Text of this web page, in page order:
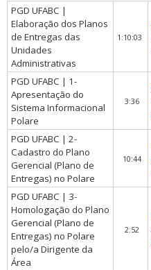
PGD UFABC |
Elaboração dos Planos
de Entregas das
Unidades
Administrativas
1:10:03
PGD UFABC | 1-
Apresentação do
Sistema Informacional
Polare
3:36
PGD UFABC | 2-
Cadastro do Plano
Gerencial (Plano de
Entregas) no Polare
10:44
PGD UFABC | 3-
Homologação do Plano
Gerencial (Plano de
Entregas) no Polare
pelo/a Dirigente da
Área
2:52